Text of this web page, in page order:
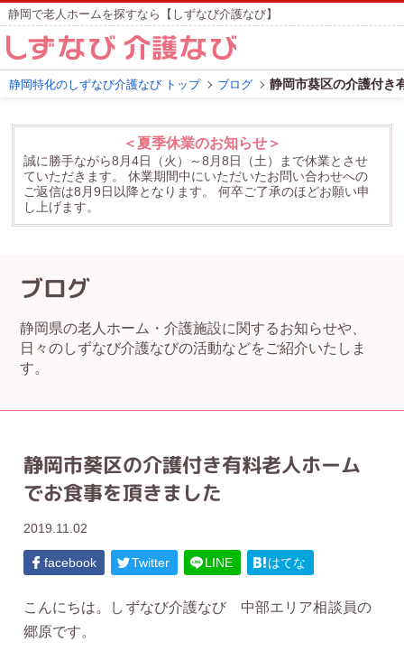
静岡で老人ホームを探すなら【しずなび介護なび】
静岡特化のしずなび介護なび トップ ブログ 静岡市葵区の介護付き
＜夏季休業のお知らせ＞
誠に勝手ながら8月4日（火）～8月8日（土）まで休業とさせ
ていただきます。
休業期間中にいただいたお問い合わせへの
ご返信は8月9日以降となります。
何卒ご了承のほどお願い申
し上げます。
ブログ
静岡県の老人ホーム・介護施設に関するお知らせや、
日々のしずなび介護なびの活動などをご紹介いたしま
す。
静岡市葵区の介護付き有料老人ホーム
でお食事を頂きました
2019.11.02
facebook Twitter LINE はてな
こんにちは。しずなび介護なび 中部エリア相談員の
郷原です。